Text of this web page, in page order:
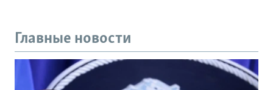
Главные новости